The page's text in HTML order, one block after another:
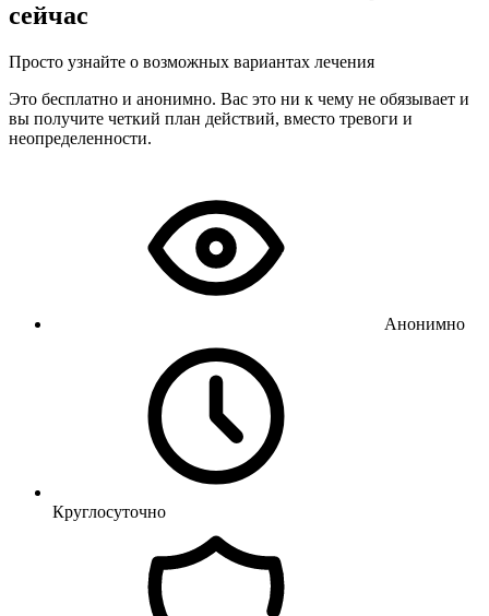
сейчас
Просто узнайте о возможных вариантах лечения
Это бесплатно и анонимно. Вас это ни к чему не обязывает и
вы получите четкий план действий, вместо тревоги и
неопределенности.
Анонимно
Круглосуточно